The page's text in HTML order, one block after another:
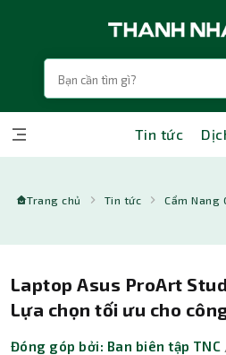
Tin tức
Trang chủ Tin tức Cẩm Nang
Laptop Asus ProArt
Lựa chọn tối ưu cho
Đóng góp bởi: Ban biên tập TNC